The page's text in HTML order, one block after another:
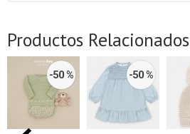
Productos Relacionados
-50 % -50 %